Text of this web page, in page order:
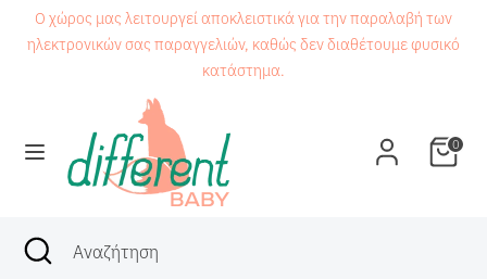
Μετάβαση
Ο χώρος μας λειτουργεί αποκλειστικά για την παραλαβή των
ηλεκτρονικών σας παραγγελιών, καθώς δεν διαθέτουμε φυσικό
κατάστημα.
0
Αναζήτηση
ΑναζήτησηΑναζήτηση
Κλείσιμο
αναζήτησης